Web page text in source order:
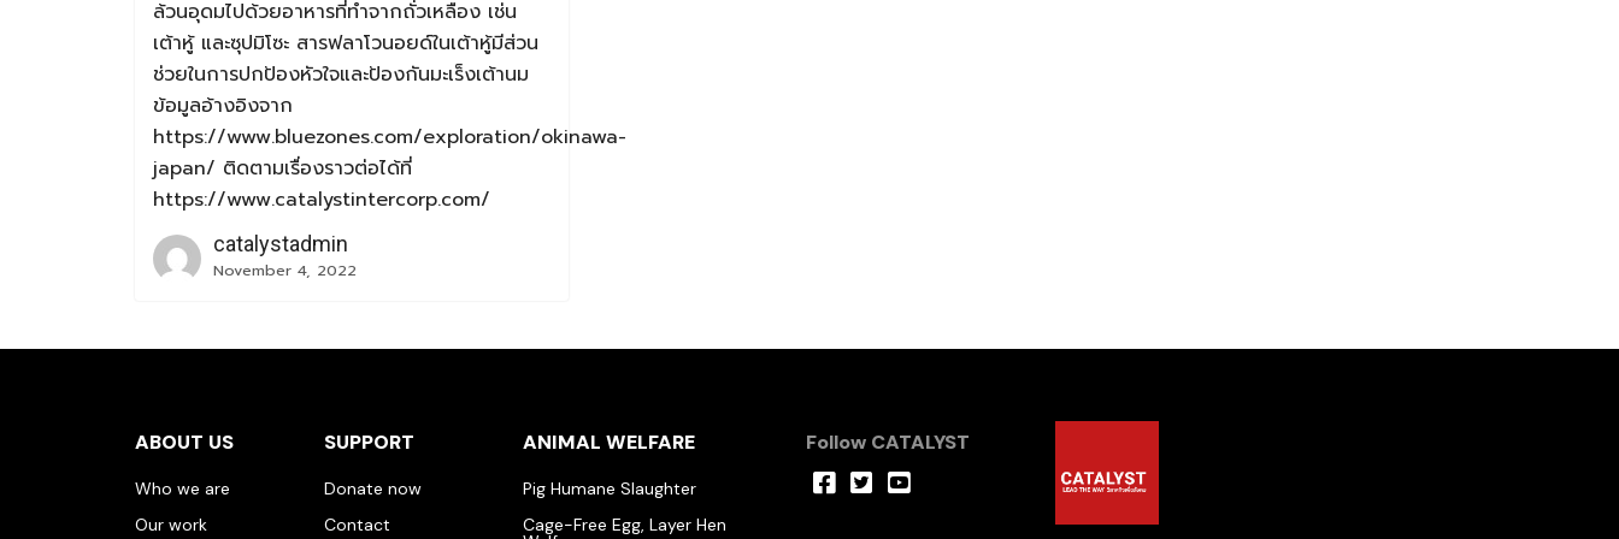
ล้วนอุดมไปด้วยอาหารที่ทำจากถั่วเหลือง เช่น
เต้าหู้ และซุปมิโซะ สารฟลาโวนอยด์ในเต้าหู้มีส่วน
ช่วยในการปกป้องหัวใจและป้องกันมะเร็งเต้านม
ข้อมูลอ้างอิงจาก
https://www.bluezones.com/exploration/okinawa-
japan/ ติดตามเรื่องราวต่อได้ที่
https://www.catalystintercorp.com/
catalystadmin
November 4, 2022
ABOUT US
Who we are
Our work
SUPPORT
Donate now
Contact
ANIMAL WELFARE
Pig Humane Slaughter
Cage-Free Egg, Layer Hen
Follow CATALYST